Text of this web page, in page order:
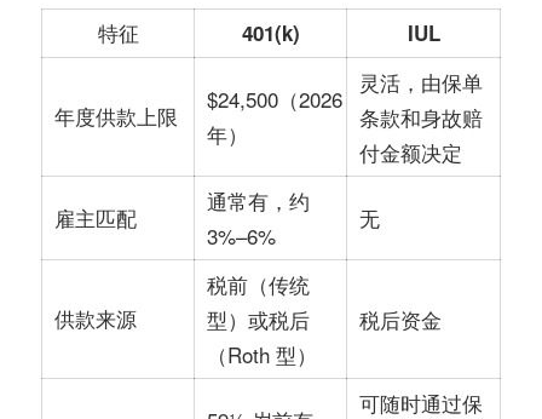
特征 401(k) IUL
年度供款上限
$24,500（2026
年）
灵活，由保单
条款和身故赔
付金额决定
雇主匹配
通常有，约
3%–6%
无
供款来源
税前（传统
型）或税后
（Roth 型）
税后资金
可随时通过保